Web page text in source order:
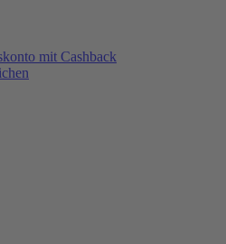
mit Cashback